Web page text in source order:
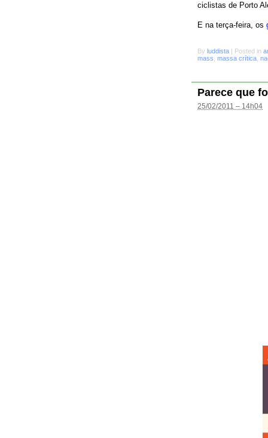
ciclistas de Porto
E na terça-feira, os
By luddista | Posted in
mass massa crítica
Parece que
25/02/2011 – 14h04